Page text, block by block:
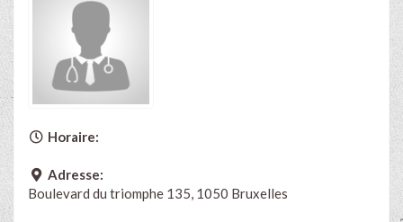
Horaire:
Adresse:
Boulevard du triomphe 135, 1050 Bruxelles